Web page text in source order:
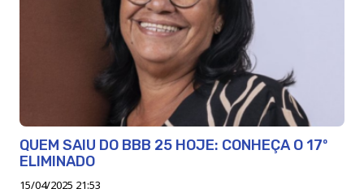
QUEM SAIU DO BBB 25 HOJE: CONHEÇA O 17º
ELIMINADO
15/04/2025 21:53